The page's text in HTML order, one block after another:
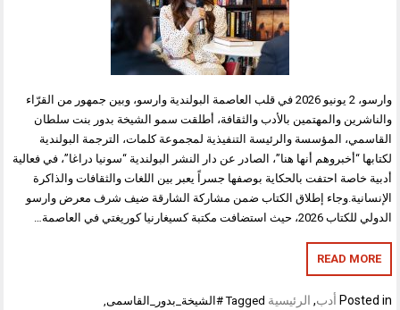
وارسو، 2 يونيو 2026 في قلب العاصمة البولندية وارسو، وبين جمهور من القرّاء
والناشرين والمهتمين بالأدب والثقافة، أطلقت سمو الشيخة بدور بنت سلطان
القاسمي، المؤسسة والرئيسة التنفيذية لمجموعة كلمات، الترجمة البولندية
لكتابها “أخبروهم أنها هنا”، الصادر عن دار النشر البولندية “سونيا دراغا”، في فعالية
أدبية خاصة احتفت بالحكاية بوصفها جسراً يعبر بين اللغات والثقافات والذاكرة
الإنسانية.وجاء إطلاق الكتاب ضمن مشاركة الشارقة ضيف شرف معرض وارسو
الدولي للكتاب 2026، حيث استضافت مكتبة كسيغارنيا كوريغتي في العاصمة…
READ MORE
Posted in أدب, الرئيسية Tagged #الشيخة_بدور_القاسمى